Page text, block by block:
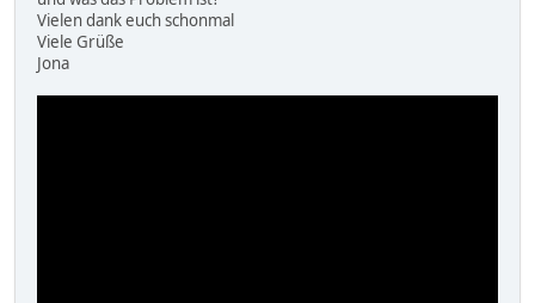
Vielen dank euch schonmal
Viele Grüße
Jona